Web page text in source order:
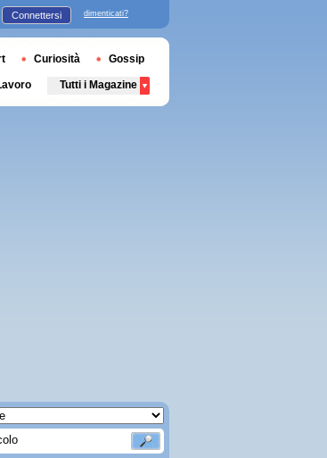
Connettersi dimenticati?
Curiosità Gossip
Tutti i Magazine